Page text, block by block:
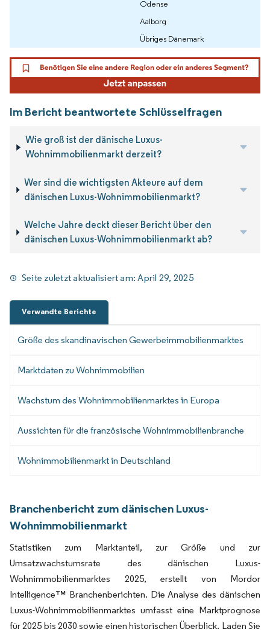
Odense
Aalborg
Übriges Dänemark
Im Bericht beantwortete Schlüsselfragen
Wie groß ist der dänische Luxus-
Wohnimmobilienmarkt derzeit?
Wer sind die wichtigsten Akteure auf dem
dänischen Luxus-Wohnimmobilienmarkt?
Welche Jahre deckt dieser Bericht über den
dänischen Luxus-Wohnimmobilienmarkt ab?
Seite zuletzt aktualisiert am:April 29, 2025
Verwandte Berichte
Größe des skandinavischen Gewerbeimmobilienmarktes
Marktdaten zu Wohnimmobilien
Wachstum des Wohnimmobilienmarktes in Europa
Aussichten für die französische Wohnimmobilienbranche
Wohnimmobilienmarkt in Deutschland
Branchenbericht zum dänischen Luxus-
Wohnimmobilienmarkt
Statistiken zum Marktanteil, zur Größe und zur
Umsatzwachstumsrate des dänischen Luxus-
Wohnimmobilienmarktes 2025, erstellt von Mordor
Intelligence™ Branchenberichten. Die Analyse des dänischen
Luxus-Wohnimmobilienmarktes umfasst eine Marktprognose
für 2025 bis 2030 sowie einen historischen Überblick. Laden Sie